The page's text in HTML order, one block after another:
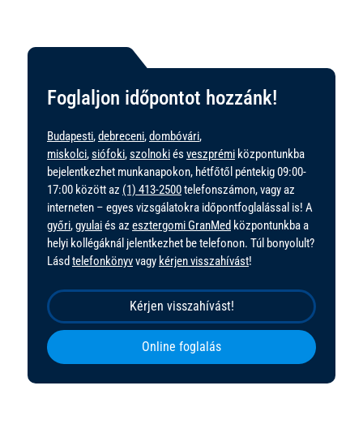
Foglaljon időpontot hozzánk!
Budapesti,debreceni,dombóvári,
miskolci,siófoki,szolnokiés veszprémi központunkba
bejelentkezhet munkanapokon, hétfőtől péntekig 09:00-
17:00 között az (1) 413-2500telefonszámon, vagy az
interneten – egyes vizsgálatokra időpontfoglalással is! A
győri,gyulaiés az esztergomi GranMed központunkba a
helyi kollégáknál jelentkezhet be telefonon. Túl bonyolult?
Lásd telefonkönyvvagy kérjen visszahívást!
Kérjen visszahívást!
Online foglalás